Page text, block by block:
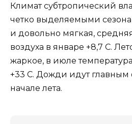
Климат субтропический
четко выделяемыми
и довольно мягкая,
воздуха в январе +8,7 С.
жаркое, в июле
+33 С. Дожди идут главным
начале лета.